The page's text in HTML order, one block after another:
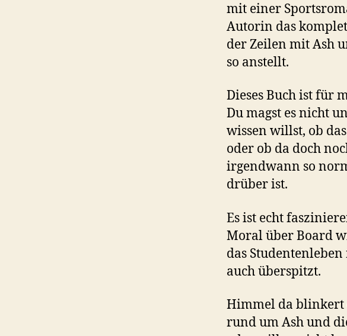
mit einer
Autorin das
der Zeilen mit Ash
so anstellt.
Dieses Buch ist für
Du magst es nicht
wissen willst, ob
oder ob da doch
irgendwann so
drüber ist.
Es ist echt
Moral über Board
das
auch überspitzt.
Himmel da blinkert
rund um Ash und